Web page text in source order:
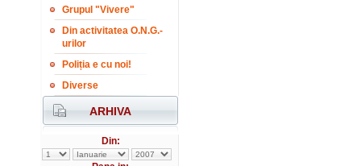
Grupul "Vivere"
Din activitatea O.N.G.-
urilor
Poliția e cu noi!
Diverse
ARHIVA
Din: